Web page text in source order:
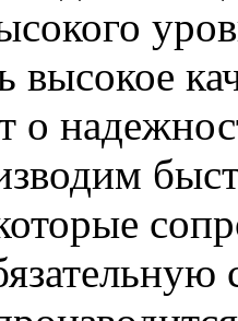
высокое
о